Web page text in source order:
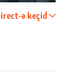
ə keçid